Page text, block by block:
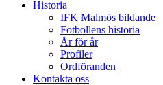
Historia
IFK Malmös bildande
Fotbollens historia
År för år
Profiler
Ordföranden
Kontakta oss